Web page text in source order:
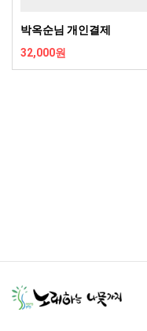
박옥순님 개인결제
32,000원